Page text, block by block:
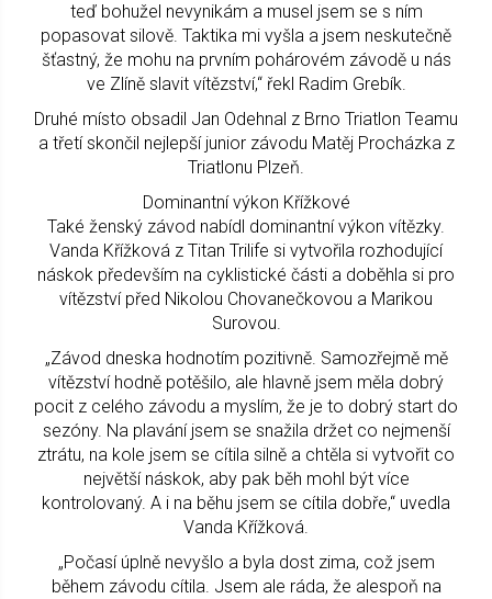
teď bohužel nevynikám a musel jsem se s ním
popasovat silově. Taktika mi vyšla a jsem neskutečně
šťastný, že mohu na prvním pohárovém závodě u nás
ve Zlíně slavit vítězství,“ řekl Radim Grebík.
Druhé místo obsadil Jan Odehnal z Brno Triatlon Teamu
a třetí skončil nejlepší junior závodu Matěj Procházka z
Triatlonu Plzeň.
Dominantní výkon Křížkové
Také ženský závod nabídl dominantní výkon vítězky.
Vanda Křížková z Titan Trilife si vytvořila rozhodující
náskok především na cyklistické části a doběhla si pro
vítězství před Nikolou Chovanečkovou a Marikou
Surovou.
„Závod dneska hodnotím pozitivně. Samozřejmě mě
vítězství hodně potěšilo, ale hlavně jsem měla dobrý
pocit z celého závodu a myslím, že je to dobrý start do
sezóny. Na plavání jsem se snažila držet co nejmenší
ztrátu, na kole jsem se cítila silně a chtěla si vytvořit co
největší náskok, aby pak běh mohl být více
kontrolovaný. A i na běhu jsem se cítila dobře,“ uvedla
Vanda Křížková.
„Počasí úplně nevyšlo a byla dost zima, což jsem
během závodu cítila. Jsem ale ráda, že alespoň na